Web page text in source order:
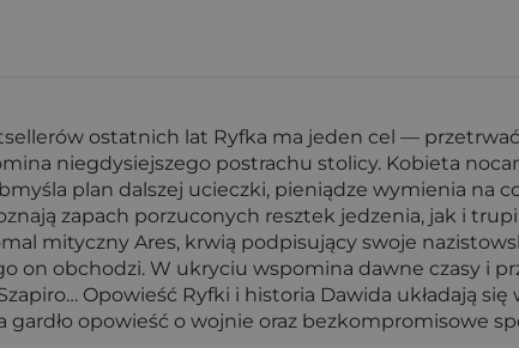
ostatnich lat Ryfka ma jeden cel —
niegdysiejszego postrachu stolicy. Kobieta
plan dalszej ucieczki, pieniądze wymienia na
zapach porzuconych resztek jedzenia, jak i
mityczny Ares, krwią podpisujący swoje
on obchodzi. W ukryciu wspomina dawne czasy i
Opowieść Ryfki i historia Dawida układają
opowieść o wojnie oraz bezkompromisowe